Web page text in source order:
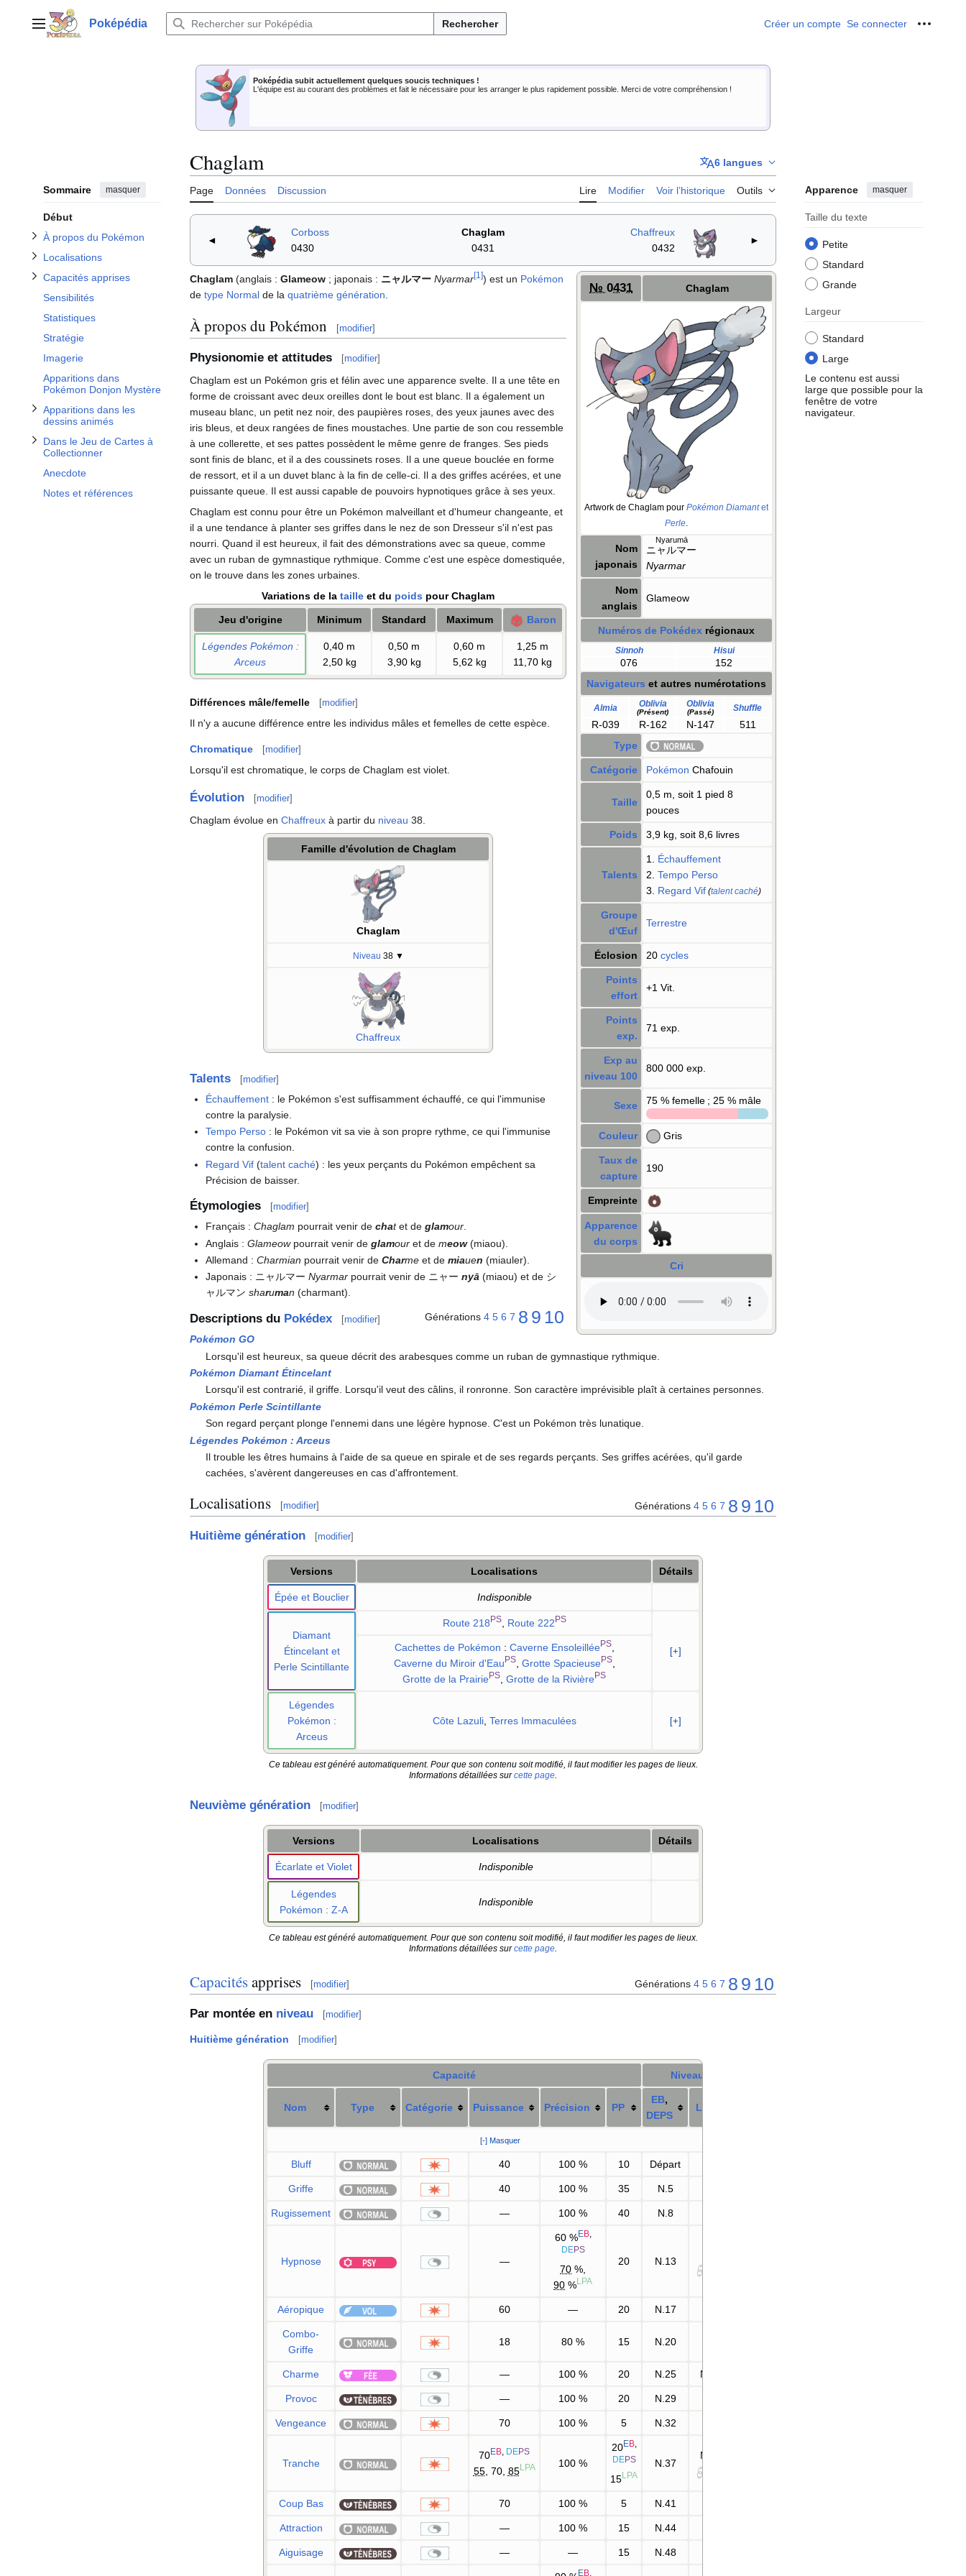
contenuMenu principalPoképédia Rechercher Créer un compte Se connecter Outils
Poképédia subit actuellement quelques soucis techniques !
L'équipe est au courant des problèmes et fait le nécessaire pour les arranger le plus rapidement possible. Merci de votre compréhension !
Sommaire masquer
Début
À propos du Pokémon
Afficher / masquer la sous-section À propos du Pokémon
Localisations
Afficher / masquer la sous-section Localisations
Capacités apprises
Afficher / masquer la sous-section Capacités apprises
Sensibilités
Statistiques
Stratégie
Imagerie
Apparitions dans
Pokémon Donjon Mystère
Apparitions dans les
dessins animés
Afficher / masquer la sous-section Apparitions dans les dessins animés
Dans le Jeu de Cartes à
Collectionner
Afficher / masquer la sous-section Dans le Jeu de Cartes à Collectionner
Anecdote
Notes et références
Chaglam 6 langues
Page Données Discussion Lire Modifier Voir l’historique Outils Apparence masquer
Taille du texte
Petite
Standard
Grande
Largeur
Standard
Large
Le contenu est aussi
large que possible pour la
fenêtre de votre
navigateur.
◄
Corboss
0430
Chaglam
0431
Chaffreux
0432
►
№ 0431 Chaglam
Artwork de Chaglam pour Pokémon Diamantet
Perle
Nom
japonais
ニャルマー
Nyarumā
Nyarmar
Nom
anglais
Glameow
Numéros de Pokédex régionaux
Sinnoh Hisui
076
152
Navigateurs et autres numérotations
Almia Oblivia
(Présent)
Oblivia
(Passé) Shuffle
R-039 R-162 N-147
511
Type
Catégorie Pokémon Chafouin
Taille
0,5 m, soit 1 pied 8
pouces
Poids 3,9 kg, soit 8,6 livres
Talents
1. Échauffement
2. Tempo Perso
3. Regard Vif (talent caché)
Groupe
d'Œuf
Terrestre
Éclosion 20 cycles
Points
effort
+1 Vit.
Points
exp.
71 exp.
Exp au
niveau 100
800 000 exp.
Sexe 75 % femelle ; 25 % mâle
Couleur Gris
Taux de
capture
190
Empreinte
Apparence
du corps
Cri
Chaglam (anglais : Glameow ; japonais : ニャルマー Nyarmar[1 ]) est un Pokémon
de type Normal de la quatrième génération
À propos du Pokémon [modifier]
Physionomie et attitudes [modifier]
Chaglam est un Pokémon gris et félin avec une apparence svelte. Il a une tête en
forme de croissant avec deux oreilles dont le bout est blanc. Il a également un
museau blanc, un petit nez noir, des paupières roses, des yeux jaunes avec des
iris bleus, et deux rangées de fines moustaches. Une partie de son cou ressemble
à une collerette, et ses pattes possèdent le même genre de franges. Ses pieds
sont finis de blanc, et il a des coussinets roses. Il a une queue bouclée en forme
de ressort, et il a un duvet blanc à la fin de celle-ci. Il a des griffes acérées, et une
puissante queue. Il est aussi capable de pouvoirs hypnotiques grâce à ses yeux.
Chaglam est connu pour être un Pokémon malveillant et d'humeur changeante, et
il a une tendance à planter ses griffes dans le nez de son Dresseur s'il n'est pas
nourri. Quand il est heureux, il fait des démonstrations avec sa queue, comme
avec un ruban de gymnastique rythmique. Comme c'est une espèce domestiquée,
on le trouve dans les zones urbaines.
Variations de la taille et du poids pour Chaglam
Jeu d'origine Minimum Standard Maximum Baron
Légendes Pokémon :
Arceus
0,40 m
2,50 kg
0,50 m
3,90 kg
0,60 m
5,62 kg
1,25 m
11,70 kg
Différences mâle/femelle [modifier]
Il n'y a aucune différence entre les individus mâles et femelles de cette espèce.
Chromatique [modifier]
Lorsqu'il est chromatique, le corps de Chaglam est violet.
Évolution [modifier]
Chaglam évolue en Chaffreux à partir du niveau 38.
Famille d'évolution de Chaglam
Chaglam
Niveau 38 ▼
Chaffreux
Talents [modifier]
Échauffement : le Pokémon s'est suffisamment échauffé, ce qui l'immunise
contre la paralysie.
Tempo Perso : le Pokémon vit sa vie à son propre rythme, ce qui l'immunise
contre la confusion.
Regard Vif (talent caché) : les yeux perçants du Pokémon empêchent sa
Précision de baisser.
Étymologies [modifier]
Français :Chaglam pourrait venir dechatet deglamour.
Anglais :Glameowpourrait venir deglamour et demeow(miaou).
Allemand :Charmian pourrait venir deCharme et demiauen (miauler).
Japonais : ニャルマーNyarmar pourrait venir de ニャーnyā (miaou) et de シ
ャルマンsharuman (charmant).
Descriptions du Pokédex [modifier] Générations 4 5 6 7 8 9 10
Pokémon GO
Lorsqu'il est heureux, sa queue décrit des arabesques comme un ruban de gymnastique rythmique.
Pokémon Diamant Étincelant
Lorsqu'il est contrarié, il griffe. Lorsqu'il veut des câlins, il ronronne. Son caractère imprévisible plaît à certaines personnes.
Pokémon Perle Scintillante
Son regard perçant plonge l'ennemi dans une légère hypnose. C'est un Pokémon très lunatique.
Légendes Pokémon : Arceus
Il trouble les êtres humains à l'aide de sa queue en spirale et de ses regards perçants. Ses griffes acérées, qu'il garde
cachées, s'avèrent dangereuses en cas d'affrontement.
Localisations [modifier] Générations 4 5 6 7 8 9 10
Huitième génération [modifier]
Versions Localisations Détails
Épée et Bouclier Indisponible
Diamant
Étincelant et
Perle Scintillante
Route 218PS, Route 222PS
[+]
Cachettes de Pokémon : Caverne EnsoleilléePS,
Caverne du Miroir d'EauPS, Grotte SpacieusePS,
Grotte de la PrairiePS Grotte de la RivièrePS
Légendes
Pokémon :
Arceus
Côte Lazuli, Terres Immaculées [+]
Ce tableau est généré automatiquement. Pour que son contenu soit modifié, il faut modifier les pages de lieux.
Informations détaillées surcette page
Neuvième génération [modifier]
Versions Localisations Détails
Écarlate et Violet Indisponible
Légendes
Pokémon : Z-A
Indisponible
Ce tableau est généré automatiquement. Pour que son contenu soit modifié, il faut modifier les pages de lieux.
Informations détaillées surcette page
Capacitésapprises [modifier] Générations 4 5 6 7 8 9 10
Par montée en niveau [modifier]
Huitième génération [modifier]
Capacité Niveau
Nom Type Catégorie Puissance Précision PP
EB,
DEPS
LPA
[-] Masquer
Bluff 40 100 % 10 Départ
Griffe 40 100 % 35 N.5
Rugissement — 100 % 40 N.8
Hypnose —
60 %EB,
DEPS
70 %,
90 %LPA
20 N.13
Aéropique 60 — 20 N.17
Combo-
Griffe
18 80 % 15 N.20
Charme — 100 % 20 N.25 N.25
Provoc — 100 % 20 N.29
Vengeance 70 100 % 5 N.32
Tranche
70EB, DEPS
55, 70, 85LPA 100 %
20EB,
DEPS
15LPA
N.37
N.16
Coup Bas 70 100 % 5 N.41
Attraction — 100 % 15 N.44
Aiguisage — — 15 N.48
EB,